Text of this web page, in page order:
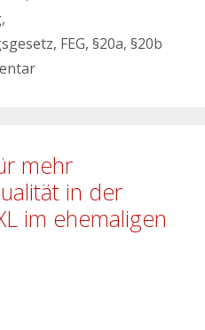
,
, FEG, §20a, §20b
mehr
in der
im ehemaligen